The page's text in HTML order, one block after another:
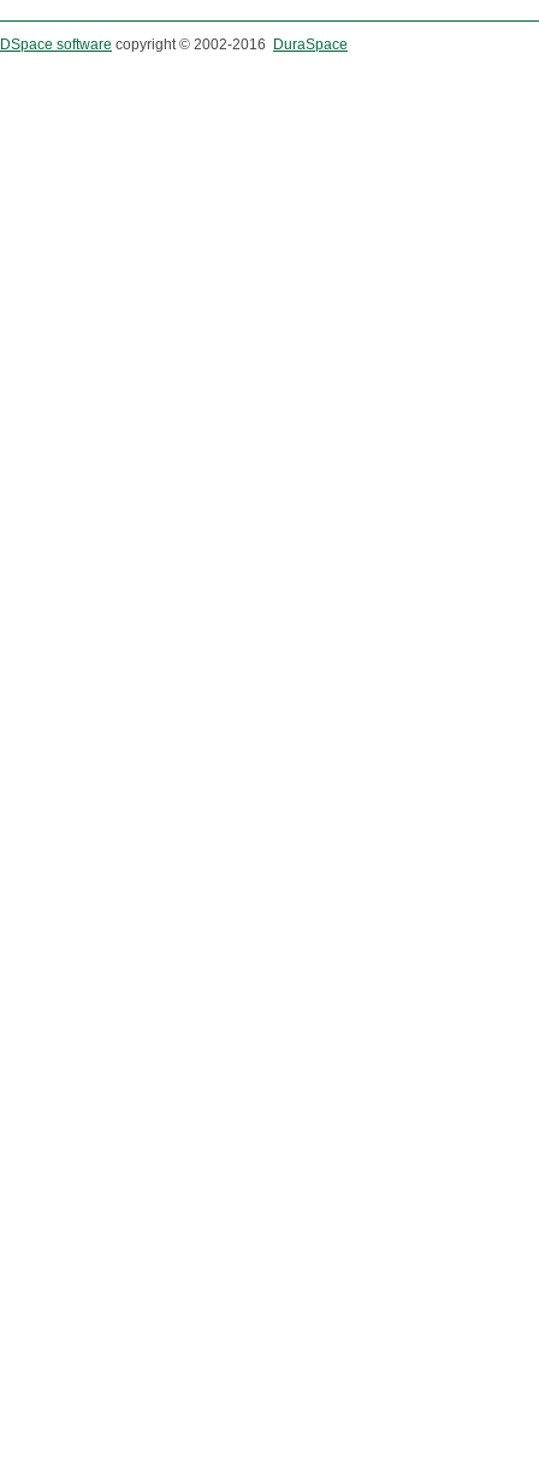
DSpace software copyright © 2002-2016 DuraSpace